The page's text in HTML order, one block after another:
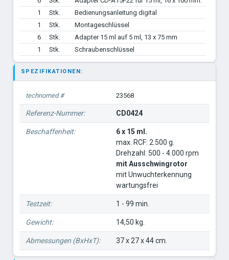
1
Stk.
Bedienungsanleitung digital
1
Stk.
Montageschlüssel
6
Stk.
Adapter 15 ml auf 5 ml, 13 x 75 mm
1
Stk. Schraubenschlüssel
SPEZIFIKATIONEN:
technomed # 23568
Referenz-Nummer: CD0424
Beschaffenheit:
6 x 15 ml.
max. RCF: 2.500 g.
Drehzahl: 500 - 4.000 rpm
mit Ausschwingrotor
mit Unwuchterkennung
wartungsfrei
Testzeit: 1 - 99 min.
Gewicht: 14,50 kg.
Abmessungen (BxHxT): 37 x 27 x 44 cm.